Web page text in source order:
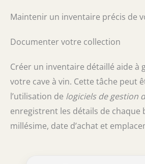
Maintenir un inventaire précis de
Documenter votre collection
Créer un inventaire détaillé aide à
votre cave à vin. Cette tâche peut
l’utilisation de logiciels de gestion
enregistrent les détails de chaque
millésime, date d’achat et